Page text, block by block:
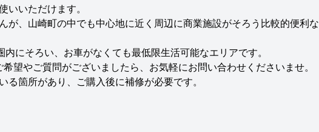
いいただけます。
が、山崎町の中でも中心地に近く周辺に商業施設がそろう比較的便利
にそろい、お車がなくても最低限生活可能なエリアです。
望やご質問がございましたら、お気軽にお問い合わせくださいませ。
箇所があり、ご購入後に補修が必要です。